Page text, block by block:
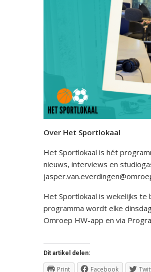
Over Het Sportlokaal
Het Sportlokaal is hét
nieuws, interviews en
Het Sportlokaal is wekelijks te
programma wordt elke
Omroep HW-app en via
Dit artikel delen:
Print Facebook